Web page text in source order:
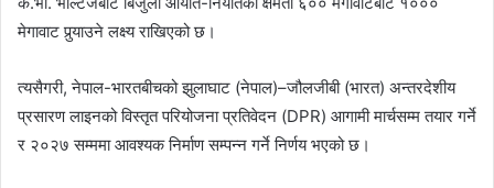
मेगावाट पुर्‍याउने लक्ष्य राखिएको छ।
त्यसैगरी, नेपाल-भारतबीचको झुलाघाट (नेपाल)–जौलजीबी (भारत) अन्तरदेशीय
प्रसारण लाइनको विस्तृत परियोजना प्रतिवेदन (DPR) आगामी मार्चसम्म तयार गर्ने
र २०२७ सम्ममा आवश्यक निर्माण सम्पन्न गर्ने निर्णय भएको छ।